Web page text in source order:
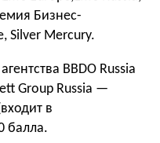
Бизнес-
Silver Mercury.
BBDO Russia
Group Russia —
в
балла.